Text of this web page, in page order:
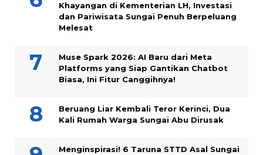
Khayangan di Kementerian LH, Investasi
dan Pariwisata Sungai Penuh Berpeluang
Melesat
Muse Spark 2026: AI Baru dari Meta
Platforms yang Siap Gantikan Chatbot
Biasa, Ini Fitur Canggihnya!
Beruang Liar Kembali Teror Kerinci, Dua
Kali Rumah Warga Sungai Abu Dirusak
Menginspirasi! 6 Taruna STTD Asal Sungai